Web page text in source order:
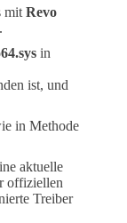
mit Revo
in
ist, und
in Methode
aktuelle
offiziellen
Treiber